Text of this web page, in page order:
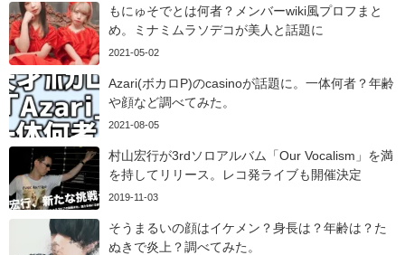
もにゅそでとは何者？メンバーwiki風プロフまと
め。ミナミムラソデコが美人と話題に
2021-05-02
Azari(ボカロP)のcasinoが話題に。一体何者？年齢
や顔など調べてみた。
2021-08-05
村山宏行が3rdソロアルバム「Our Vocalism」を満
を持してリリース。レコ発ライブも開催決定
2019-11-03
そうまるいの顔はイケメン？身長は？年齢は？た
ぬきで炎上？調べてみた。